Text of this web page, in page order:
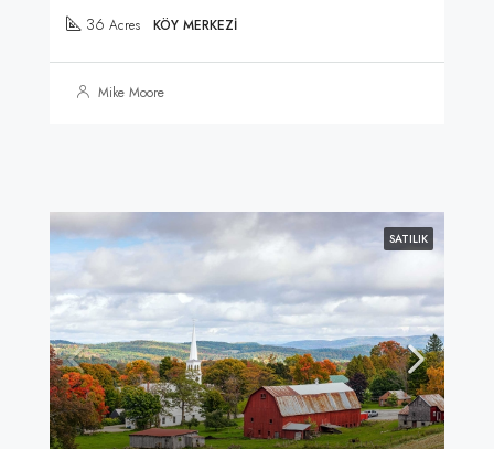
36 Acres KÖY MERKEZI
Mike Moore
SATILIK